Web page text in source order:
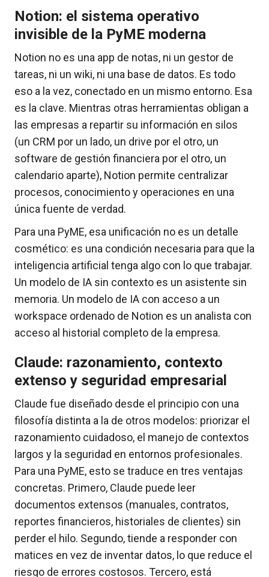
Notion: el sistema operativo
invisible de la PyME moderna
Notion no es una app de notas, ni un gestor de
tareas, ni un wiki, ni una base de datos. Es todo
eso a la vez, conectado en un mismo entorno. Esa
es la clave. Mientras otras herramientas obligan a
las empresas a repartir su información en silos
(un CRM por un lado, un drive por el otro, un
software de gestión financiera por el otro, un
calendario aparte), Notion permite centralizar
procesos, conocimiento y operaciones en una
única fuente de verdad.
Para una PyME, esa unificación no es un detalle
cosmético: es una condición necesaria para que la
inteligencia artificial tenga algo con lo que trabajar.
Un modelo de IA sin contexto es un asistente sin
memoria. Un modelo de IA con acceso a un
workspace ordenado de Notion es un analista con
acceso al historial completo de la empresa.
Claude: razonamiento, contexto
extenso y seguridad empresarial
Claude fue diseñado desde el principio con una
filosofía distinta a la de otros modelos: priorizar el
razonamiento cuidadoso, el manejo de contextos
largos y la seguridad en entornos profesionales.
Para una PyME, esto se traduce en tres ventajas
concretas. Primero, Claude puede leer
documentos extensos (manuales, contratos,
reportes financieros, historiales de clientes) sin
perder el hilo. Segundo, tiende a responder con
matices en vez de inventar datos, lo que reduce el
riesgo de errores costosos. Tercero, está